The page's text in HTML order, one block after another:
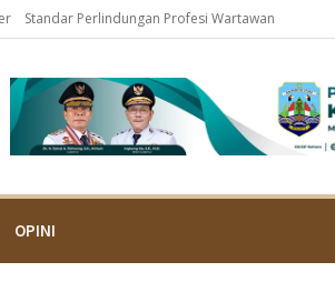
Standar Perlindungan Profesi Wartawan
OPINI